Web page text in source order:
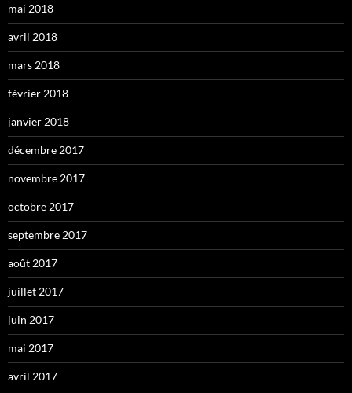
mai 2018
avril 2018
mars 2018
février 2018
janvier 2018
décembre 2017
novembre 2017
octobre 2017
septembre 2017
août 2017
juillet 2017
juin 2017
mai 2017
avril 2017